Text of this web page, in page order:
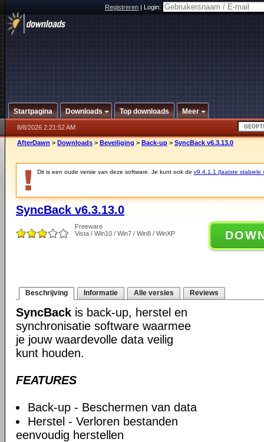
Registreren|Login:
Startpagina Downloads Top downloads Meer
8/8/2026 2:21:52 AM
AfterDawn > Downloads > Beveiliging > Back-up > SyncBack v6.3.13.0
Dit is een oude versie van deze software. Je kunt ook de v9.4.1.1 (laatste stabiele
SyncBack v6.3.13.0
Freeware
Vista / Win10 / Win7 / Win8 / WinXP
Beschrijving Informatie Alle versies Reviews
SyncBack is back-up, herstel en
synchronisatie software waarmee
je jouw waardevolle data veilig
kunt houden.
FEATURES
Back-up - Beschermen van data
Herstel - Verloren bestanden
eenvoudig herstellen